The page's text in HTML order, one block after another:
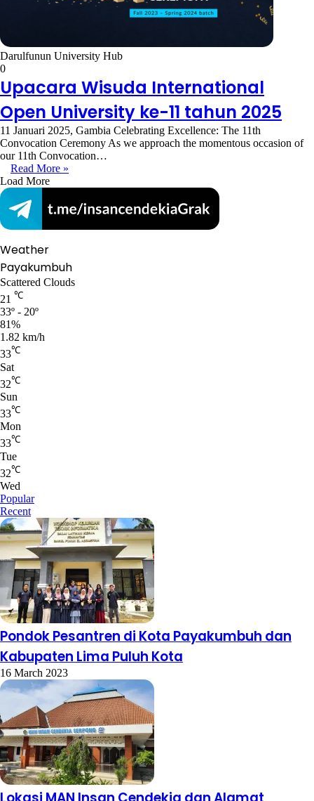
Darulfunun University Hub
0
Upacara Wisuda International
Open University ke-11 tahun 2025
11 Januari 2025, Gambia Celebrating Excellence: The 11th
Convocation Ceremony As we approach the momentous occasion of
our 11th Convocation…
Read More »
Load More
Weather
Payakumbuh
Scattered Clouds
21 ℃
33º - 20º
81%
1.82 km/h
33℃
Sat
32℃
Sun
33℃
Mon
33℃
Tue
32℃
Wed
Popular
Recent
Pondok Pesantren di Kota Payakumbuh dan
Kabupaten Lima Puluh Kota
16 March 2023